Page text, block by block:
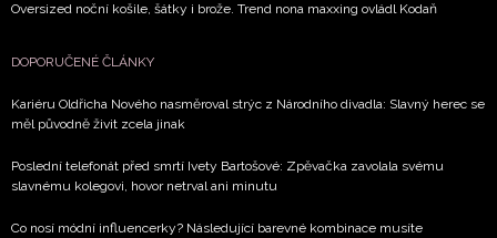
Oversized noční košile, šátky i brože. Trend nona maxxing ovládl Kodaň
DOPORUČENÉ ČLÁNKY
Kariéru Oldřicha Nového nasměroval strýc z Národního divadla: Slavný herec se
měl původně živit zcela jinak
Poslední telefonát před smrtí Ivety Bartošové: Zpěvačka zavolala svému
slavnému kolegovi, hovor netrval ani minutu
Co nosí módní influencerky? Následující barevné kombinace musíte